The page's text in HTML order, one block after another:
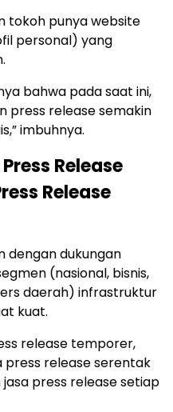
tokoh punya website
personal) yang
bahwa pada saat ini,
press release semakin
imbuhnya.
Release
Release
dengan dukungan
(nasional, bisnis,
daerah) infrastruktur
kuat.
release temporer,
press release serentak
press release setiap